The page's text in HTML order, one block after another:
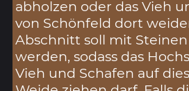
abholzen oder das Vieh
von Schönfeld dort
Abschnitt soll mit
werden, sodass das
Vieh und Schafen auf